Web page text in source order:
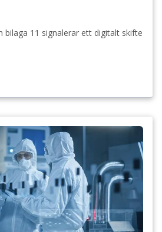
bilaga 11 signalerar ett digitalt skifte